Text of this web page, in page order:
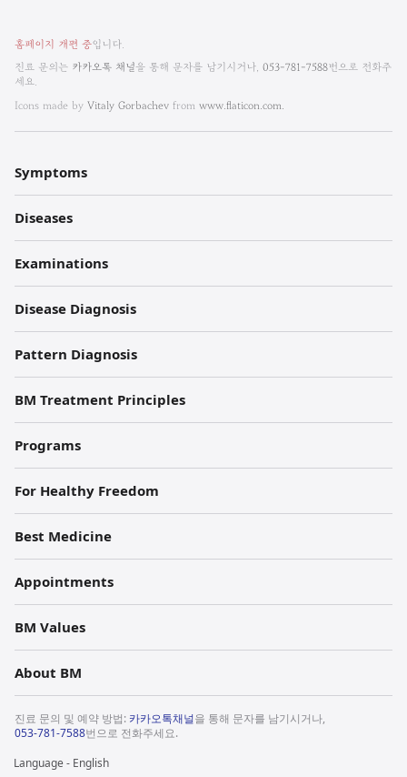
비
엠
한
방
내
과
한
의
원
각
주
홈페이지 개편 중입니다.
진료 문의는 카카오톡 채널을 통해 문자를 남기시거나, 053-781-7588번으로 전화주
세요.
Icons made by Vitaly Gorbachev from www.flaticon.com.
Symptoms
Diseases
Examinations
Disease Diagnosis
Pattern Diagnosis
BM Treatment Principles
Programs
For Healthy Freedom
Best Medicine
Appointments
BM Values
About BM
진료 문의 및 예약 방법: 카카오톡채널을 통해 문자를 남기시거나,
053-781-7588번으로 전화주세요.
Language - English